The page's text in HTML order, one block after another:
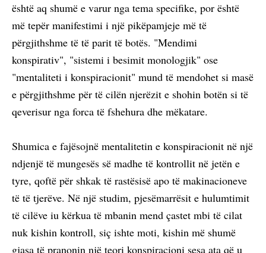
është aq shumë e varur nga tema specifike, por është
më tepër manifestimi i një pikëpamjeje më të
përgjithshme të të parit të botës. "Mendimi
konspirativ", "sistemi i besimit monologjik" ose
"mentaliteti i konspiracionit" mund të mendohet si masë
e përgjithshme për të cilën njerëzit e shohin botën si të
qeverisur nga forca të fshehura dhe mëkatare.
Shumica e fajësojnë mentalitetin e konspiracionit në një
ndjenjë të mungesës së madhe të kontrollit në jetën e
tyre, qoftë për shkak të rastësisë apo të makinacioneve
të të tjerëve. Në një studim, pjesëmarrësit e hulumtimit
të cilëve iu kërkua të mbanin mend çastet mbi të cilat
nuk kishin kontroll, siç ishte moti, kishin më shumë
gjasa të pranonin një teori konspiracioni sesa ata që u